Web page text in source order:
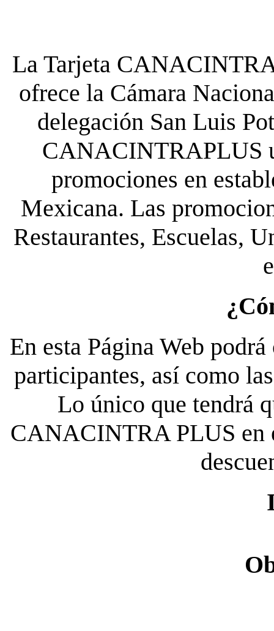
La Tarjeta
ofrece la Cámara
delegación San Luis
CANACINTRAPLUS
promociones en
Mexicana. Las
Restaurantes, Escuelas,
En esta Página Web
participantes, así como
Lo único que tendrá
CANACINTRA PLUS en